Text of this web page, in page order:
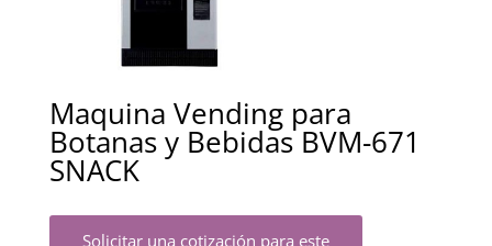
Maquina Vending para
Botanas y Bebidas BVM-671
SNACK
Solicitar una cotización para este